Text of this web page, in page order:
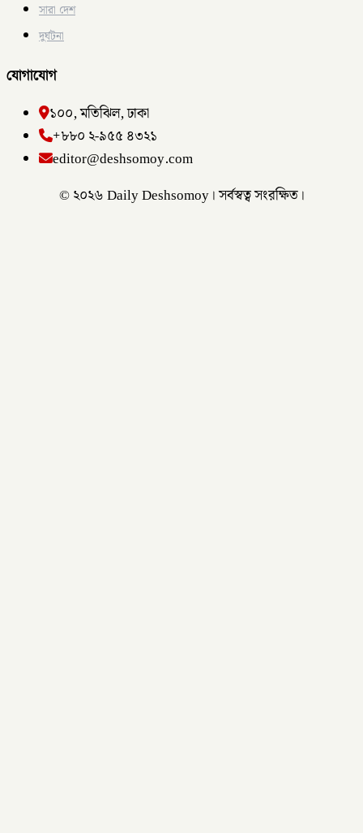
সারা দেশ
দুর্ঘটনা
যোগাযোগ
১০০, মতিঝিল, ঢাকা
+৮৮০ ২-৯৫৫ ৪৩২১
editor@deshsomoy.com
© ২০২৬ Daily Deshsomoy। সর্বস্বত্ব সংরক্ষিত।